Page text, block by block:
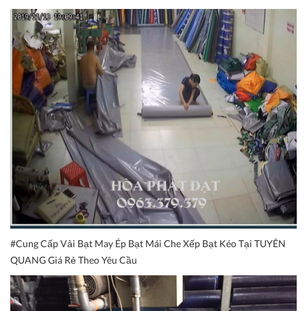
#Cung Cấp Vải Bạt May Ép Bạt Mái Che Xếp Bạt Kéo Tại TUYÊN
QUANG Giá Rẻ Theo Yêu Cầu